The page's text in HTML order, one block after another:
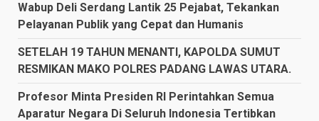
Wabup Deli Serdang Lantik 25 Pejabat, Tekankan
Pelayanan Publik yang Cepat dan Humanis
SETELAH 19 TAHUN MENANTI, KAPOLDA SUMUT
RESMIKAN MAKO POLRES PADANG LAWAS UTARA.
Profesor Minta Presiden RI Perintahkan Semua
Aparatur Negara Di Seluruh Indonesia Tertibkan